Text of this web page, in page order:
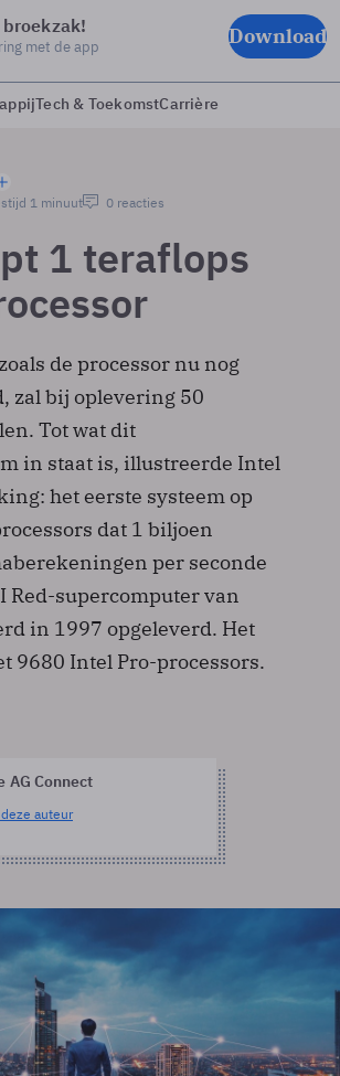
met de app Download
Tech & ToekomstCarrière
1 minuut 0 reacties
1 teraflops
de processor nu nog
zal bij oplevering 50
Tot wat dit
in staat is, illustreerde Intel
het eerste systeem op
dat 1 biljoen
per seconde
Red-supercomputer van
in 1997 opgeleverd. Het
9680 Intel Pro-processors.
AG Connect
auteur